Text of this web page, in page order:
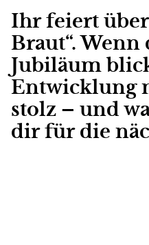
Ihr feiert über
Braut“. Wenn
Jubiläum
Entwicklung
stolz – und
dir für die